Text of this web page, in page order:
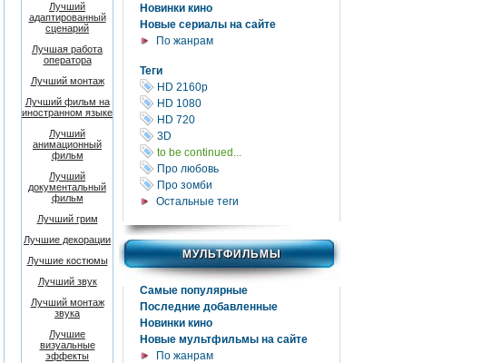
Новинки кино
Новые сериалы на сайте
По жанрам
Теги
HD 2160р
HD 1080
HD 720
3D
to be continued...
Про любовь
Про зомби
Остальные теги
МУЛЬТФИЛЬМЫ
Самые популярные
Последние добавленные
Новинки кино
Новые мультфильмы на сайте
По жанрам
Лучший
адаптированный
сценарий
Лучшая работа
оператора
Лучший монтаж
Лучший фильм на
иностранном языке
Лучший
анимационный
фильм
Лучший
документальный
фильм
Лучший грим
Лучшие декорации
Лучшие костюмы
Лучший звук
Лучший монтаж
звука
Лучшие
визуальные
эффекты